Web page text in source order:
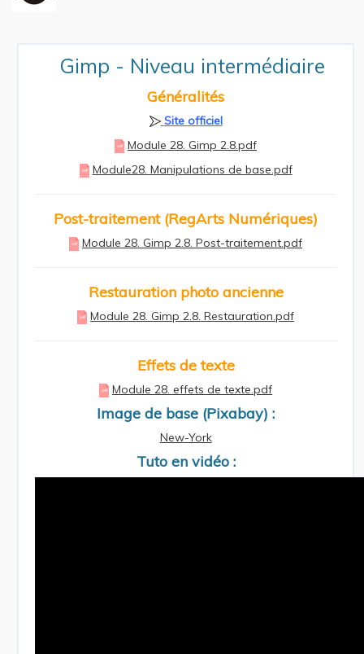
Gimp - Niveau intermédiaire
Généralités
Site officiel
Module 28. Gimp 2.8.pdf
Module28. Manipulations de base.pdf
Post-traitement (RegArts Numériques)
Module 28. Gimp 2.8. Post-traitement.pdf
Restauration photo ancienne
Module 28. Gimp 2.8. Restauration.pdf
Effets de texte
Module 28. effets de texte.pdf
Image de base (Pixabay) :
New-York
Tuto en vidéo :